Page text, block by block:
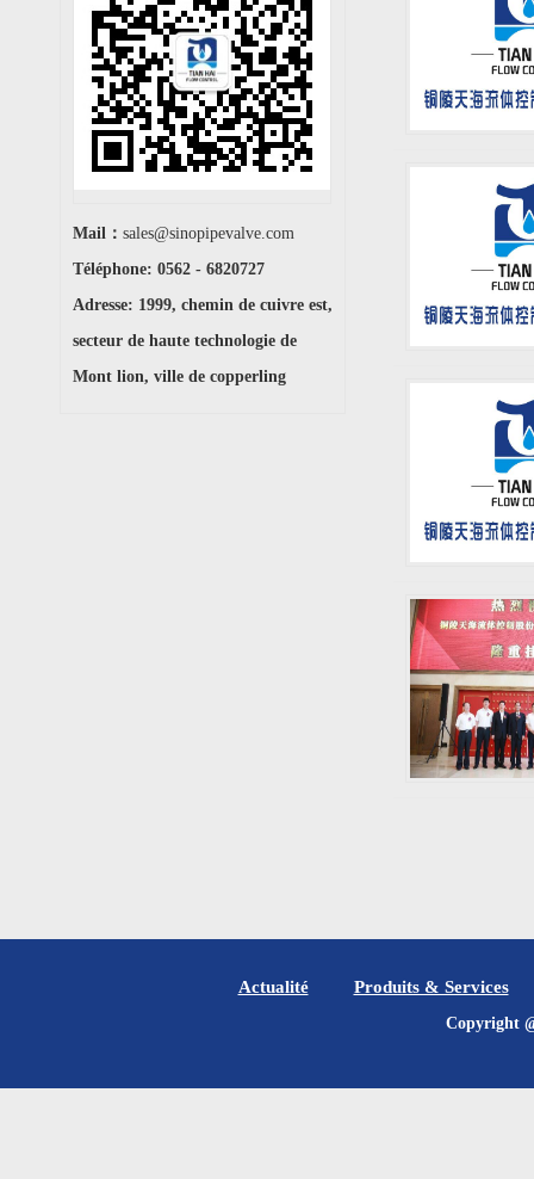
Mail： sales@sinopipevalve.com
Téléphone: 0562 - 6820727
Adresse: 1999, chemin de cuivre est,
secteur de haute technologie de
Mont lion, ville de copperling
Actualité Produits & Services
Copyright